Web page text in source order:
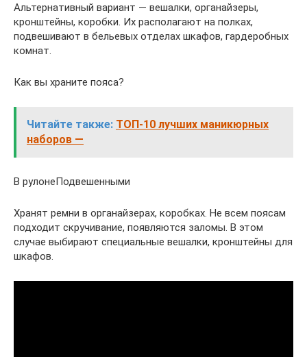
Альтернативный вариант — вешалки, органайзеры,
кронштейны, коробки. Их располагают на полках,
подвешивают в бельевых отделах шкафов, гардеробных
комнат.
Как вы храните пояса?
Читайте также: ТОП-10 лучших маникюрных
наборов —
В рулонеПодвешенными
Хранят ремни в органайзерах, коробках. Не всем поясам
подходит скручивание, появляются заломы. В этом
случае выбирают специальные вешалки, кронштейны для
шкафов.